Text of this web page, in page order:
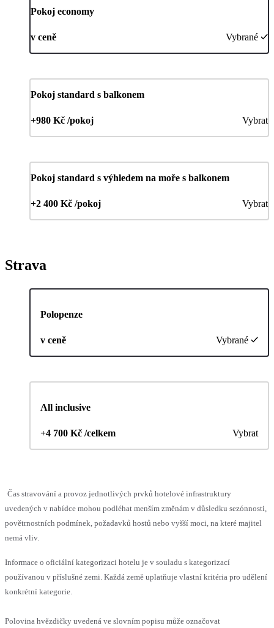
Pokoj economy
v ceně Vybrané
Pokoj standard s balkonem
+980 Kč /pokoj Vybrat
Pokoj standard s výhledem na moře s balkonem
+2 400 Kč /pokoj Vybrat
Strava
Polopenze
v ceně Vybrané
All inclusive
+4 700 Kč /celkem Vybrat
Čas stravování a provoz jednotlivých prvků hotelové infrastruktury
uvedených v nabídce mohou podléhat menším změnám v důsledku sezónnosti,
povětrnostních podmínek, požadavků hostů nebo vyšší moci, na které majitel
nemá vliv.
Informace o oficiální kategorizaci hotelu je v souladu s kategorizací
používanou v příslušné zemi. Každá země uplatňuje vlastní kritéria pro udělení
konkrétní kategorie.
Polovina hvězdičky uvedená ve slovním popisu může označovat